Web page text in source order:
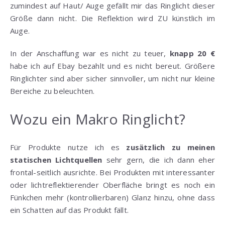
zumindest auf Haut/ Auge gefällt mir das Ringlicht dieser
Größe dann nicht. Die Reflektion wird ZU künstlich im
Auge.
In der Anschaffung war es nicht zu teuer, knapp 20 €
habe ich auf Ebay bezahlt und es nicht bereut. Größere
Ringlichter sind aber sicher sinnvoller, um nicht nur kleine
Bereiche zu beleuchten.
Wozu ein Makro Ringlicht?
Für Produkte nutze ich es zusätzlich zu meinen
statischen Lichtquellen sehr gern, die ich dann eher
frontal-seitlich ausrichte. Bei Produkten mit interessanter
oder lichtreflektierender Oberfläche bringt es noch ein
Fünkchen mehr (kontrollierbaren) Glanz hinzu, ohne dass
ein Schatten auf das Produkt fällt.